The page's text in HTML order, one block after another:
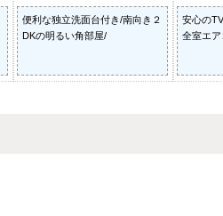
便利な独立洗面台付き/南向き２
DKの明るい角部屋/
安心の
全室エ